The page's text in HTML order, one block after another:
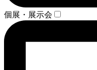
個展・展示会